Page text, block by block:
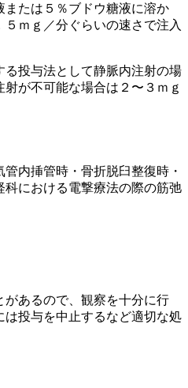
または５％ブドウ糖液に溶か
ｍｇ／分ぐらいの速さで注入
る投与法として静脈内注射の場
が不可能な場合は２〜３ｍｇ
内挿管時・骨折脱臼整復時・
における電撃療法の際の筋弛
あるので、観察を十分に行
投与を中止するなど適切な処